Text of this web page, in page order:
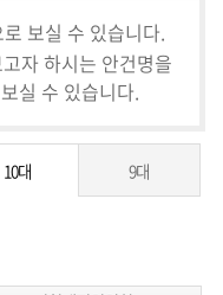
보실 수 있습니다.
자 하시는 안건명을
실 수 있습니다.
10대 9대